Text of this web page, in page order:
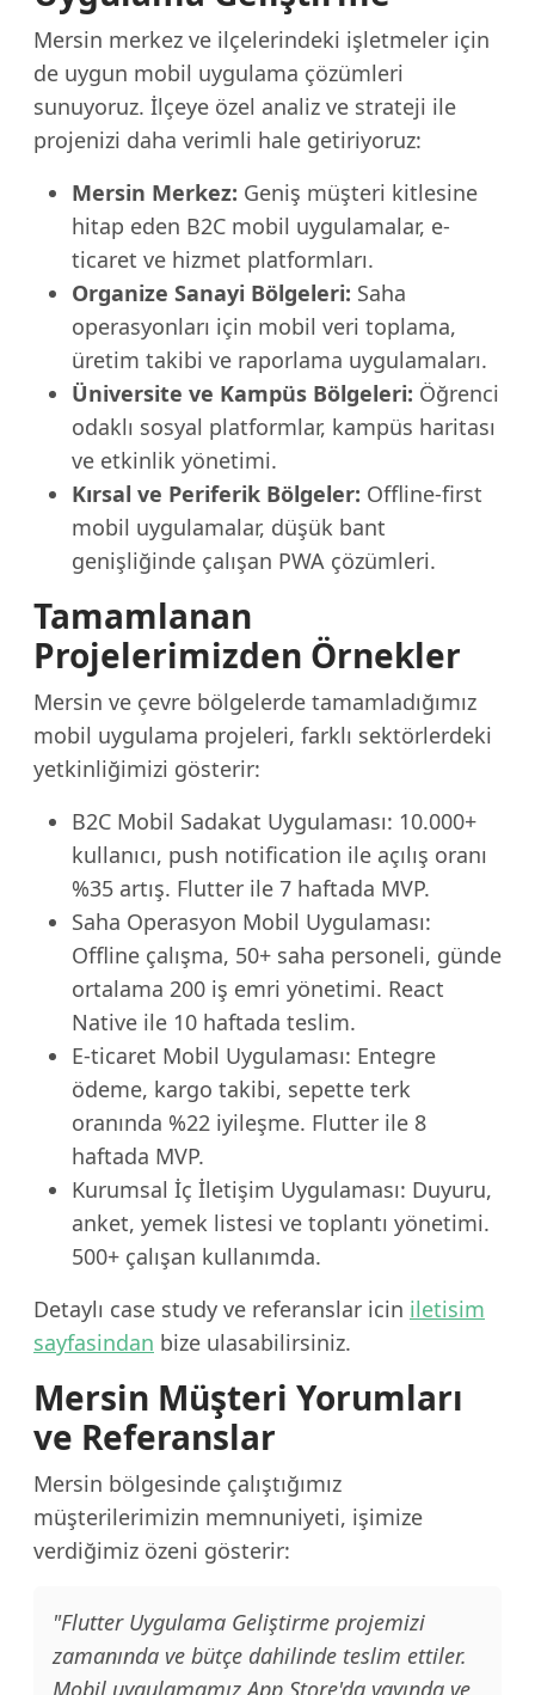
Mersin merkez ve ilçelerindeki işletmeler için
de uygun mobil uygulama çözümleri
sunuyoruz. İlçeye özel analiz ve strateji ile
projenizi daha verimli hale getiriyoruz:
Mersin Merkez: Geniş müşteri kitlesine
hitap eden B2C mobil uygulamalar, e-
ticaret ve hizmet platformları.
Organize Sanayi Bölgeleri: Saha
operasyonları için mobil veri toplama,
üretim takibi ve raporlama uygulamaları.
Üniversite ve Kampüs Bölgeleri: Öğrenci
odaklı sosyal platformlar, kampüs haritası
ve etkinlik yönetimi.
Kırsal ve Periferik Bölgeler: Offline-first
mobil uygulamalar, düşük bant
genişliğinde çalışan PWA çözümleri.
Tamamlanan
Projelerimizden Örnekler
Mersin ve çevre bölgelerde tamamladığımız
mobil uygulama projeleri, farklı sektörlerdeki
yetkinliğimizi gösterir:
B2C Mobil Sadakat Uygulaması: 10.000+
kullanıcı, push notification ile açılış oranı
%35 artış. Flutter ile 7 haftada MVP.
Saha Operasyon Mobil Uygulaması:
Offline çalışma, 50+ saha personeli, günde
ortalama 200 iş emri yönetimi. React
Native ile 10 haftada teslim.
E-ticaret Mobil Uygulaması: Entegre
ödeme, kargo takibi, sepette terk
oranında %22 iyileşme. Flutter ile 8
haftada MVP.
Kurumsal İç İletişim Uygulaması: Duyuru,
anket, yemek listesi ve toplantı yönetimi.
500+ çalışan kullanımda.
Detaylı case study ve referanslar icin iletisim
sayfasindan bize ulasabilirsiniz.
Mersin Müşteri Yorumları
ve Referanslar
Mersin bölgesinde çalıştığımız
müşterilerimizin memnuniyeti, işimize
verdiğimiz özeni gösterir:
"Flutter Uygulama Geliştirme projemizi
zamanında ve bütçe dahilinde teslim ettiler.
Mobil uygulamamız App Store'da yayında ve